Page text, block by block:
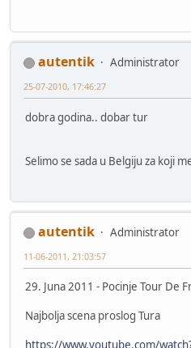
autentik
Administrator
25-07-2010, 17:46:27
dobra godina.. dobar tur
Selimo se sada u Belgiju za koji
autentik
Administrator
11-06-2011, 21:03:57
29. Juna 2011 - Pocinje Tour De
Najbolja scena proslog Tura